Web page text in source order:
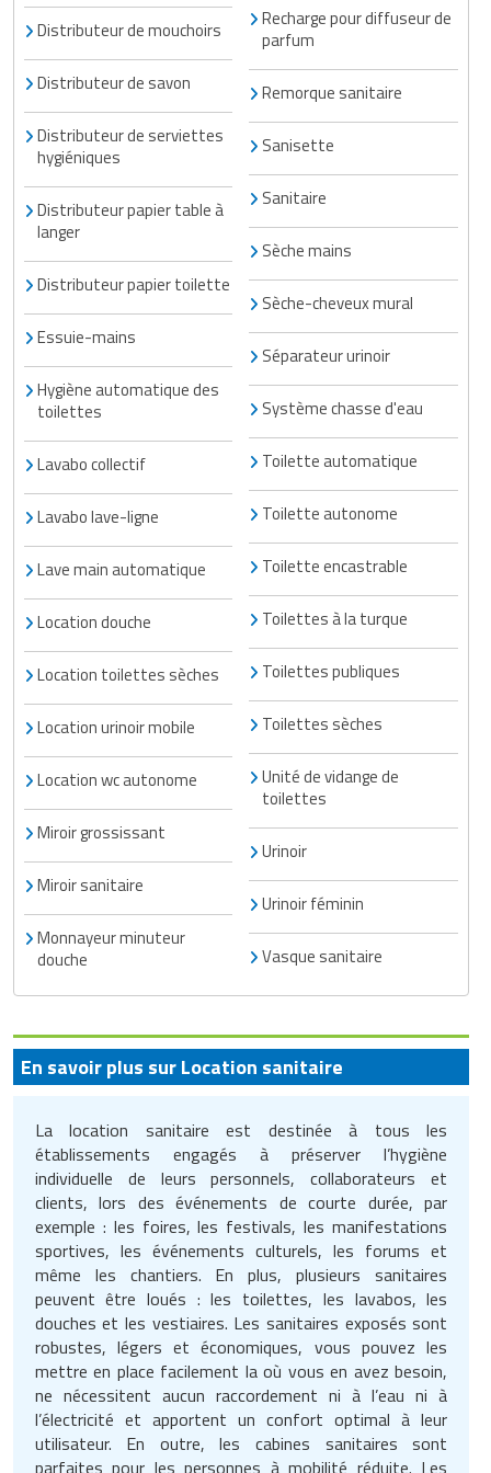
Ustensile cuisine professionnel
Vêtements personnalisés
Vitrines pour magasin
Traitement de l'air
Traitement des eaux
Trancheuse professionnelle
Transformateur électrique
Tubes et profilés
Tuyau flexible
Tuyau galvanisé
Tuyau renforcé
Ventilateurs et aération d'atelier
Tapis de bureau
Tapis et caillebotis
Traitement des surfaces
Traitement du linge
Vestiaires et casiers
Equipements de football
Equipements de karting
Equipements pour patinage
Equipements pour roller
Equipements pour skateboard
Equipements pour stade et terrain
sportif
Jeu gymnique
Loisirs
Matériel de fitness
Matériel de musculation
Vêtement sportif
Pétrin professionnel
Piano de cuisson
Plats et plateaux
Portes commandes restaurant
Présentoir pour restaurant
Réchaud professionnel
Réfrigérateur professionnel
Robinetterie professionnelle
Rôtisserie professionnelle
Sautause professionnelle
Table de cuisson professionnelle
Tables de préparation réfrigérées
Ustensile de cuisine
Vaisselle restaurant
Vitrines réfrigérées
Distributeur de mouchoirs
Distributeur de savon
Distributeur de serviettes
hygiéniques
Distributeur papier table à
langer
Distributeur papier toilette
Essuie-mains
Hygiène automatique des
toilettes
Lavabo collectif
Lavabo lave-ligne
Lave main automatique
Location douche
Location toilettes sèches
Location urinoir mobile
Location wc autonome
Miroir grossissant
Miroir sanitaire
Monnayeur minuteur
douche
Recharge pour diffuseur de
parfum
Remorque sanitaire
Sanisette
Sanitaire
Sèche mains
Sèche-cheveux mural
Séparateur urinoir
Système chasse d'eau
Toilette automatique
Toilette autonome
Toilette encastrable
Toilettes à la turque
Toilettes publiques
Toilettes sèches
Unité de vidange de
toilettes
Urinoir
Urinoir féminin
Vasque sanitaire
En savoir plus sur Location sanitaire
La location sanitaire est destinée à tous les
établissements engagés à préserver l’hygiène
individuelle de leurs personnels, collaborateurs et
clients, lors des événements de courte durée, par
exemple : les foires, les festivals, les manifestations
sportives, les événements culturels, les forums et
même les chantiers. En plus, plusieurs sanitaires
peuvent être loués : les toilettes, les lavabos, les
douches et les vestiaires. Les sanitaires exposés sont
robustes, légers et économiques, vous pouvez les
mettre en place facilement la où vous en avez besoin,
ne nécessitent aucun raccordement ni à l’eau ni à
l’électricité et apportent un confort optimal à leur
utilisateur. En outre, les cabines sanitaires sont
parfaites pour les personnes à mobilité réduite. Les